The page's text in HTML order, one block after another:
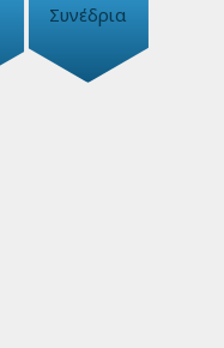
Συνέδρια